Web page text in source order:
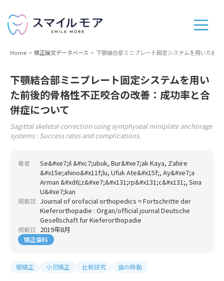
Home 矯正論文データベース 下顎結合部ミニプレート固定システムを用いた前
下顎結合部ミニプレート固定システムを用い
た前後的骨格性不正咬合の改善：成功率と合
併症について
Sagittal skeletal correction using symphyseal miniplate anchorage
systems : Success rates and complications.
著者
Se&#xe7;il &#xc7;ubuk, Bur&#xe7;ak Kaya, Zahire
&#x15e;ahino&#x11f;lu, Ufuk Ate&#x15f;, Ay&#xe7;a
Arman &#xd6;z&#xe7;&#x131;rp&#x131;c&#x131;, Sina
U&#xe7;kan
掲載誌 Journal of orofacial orthopedics = Fortschritte der
Kieferorthopadie : Organ/official journal Deutsche
Gesellschaft fur Kieferorthopadie
掲載日 2019年8月
矯正歯科
顎矯正 小児矯正 比較研究 歯の移動